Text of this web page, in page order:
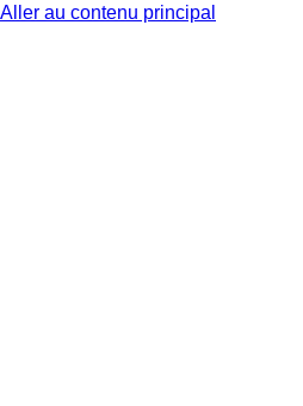
Aller au contenu principal